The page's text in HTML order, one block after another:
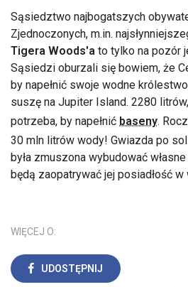
Sąsiedztwo najbogatszych
Zjednoczonych, m.in.
Tigera Woods'a to tylko na pozór
Sąsiedzi oburzali się bowiem, że
by napełnić swoje wodne
suszę na Jupiter Island. 2280
potrzeba, by napełnić baseny.
30 mln litrów wody! Gwiazda po
była zmuszona wybudować
będą zaopatrywać jej posiadłość w
WIĘCEJ O:
UDOSTĘPNIJ